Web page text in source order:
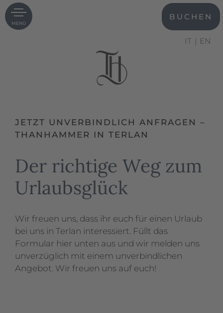
MENÜ
BUCHEN
IT EN
JETZT UNVERBINDLICH ANFRAGEN –
THANHAMMER IN TERLAN
Der richtige Weg zum
Urlaubsglück
Wir freuen uns, dass ihr euch für einen Urlaub
bei uns in Terlan interessiert. Füllt das
Formular hier unten aus und wir melden uns
unverzüglich mit einem unverbindlichen
Angebot. Wir freuen uns auf euch!